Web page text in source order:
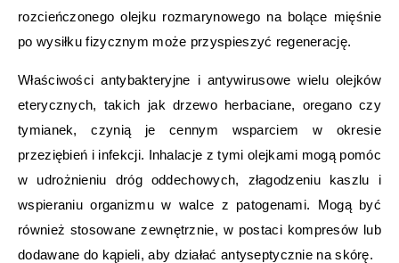
rozcieńczonego olejku rozmarynowego na bolące mięśnie
po wysiłku fizycznym może przyspieszyć regenerację.
Właściwości antybakteryjne i antywirusowe wielu olejków
eterycznych, takich jak drzewo herbaciane, oregano czy
tymianek, czynią je cennym wsparciem w okresie
przeziębień i infekcji. Inhalacje z tymi olejkami mogą pomóc
w udrożnieniu dróg oddechowych, złagodzeniu kaszlu i
wspieraniu organizmu w walce z patogenami. Mogą być
również stosowane zewnętrznie, w postaci kompresów lub
dodawane do kąpieli, aby działać antyseptycznie na skórę.